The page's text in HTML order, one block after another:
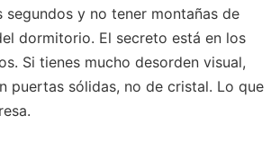
segundos y no tener montañas de
dormitorio. El secreto está en los
Si tienes mucho desorden visual,
puertas sólidas, no de cristal. Lo que